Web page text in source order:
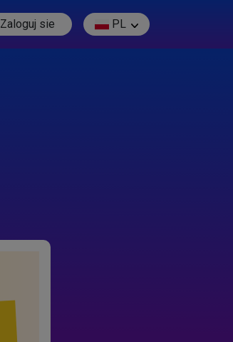
Zaloguj sie PL